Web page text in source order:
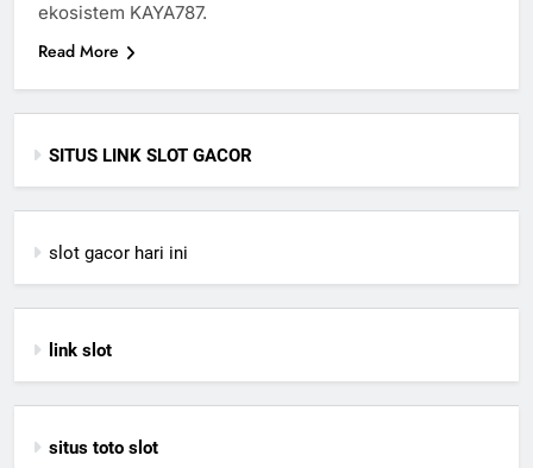
ekosistem KAYA787.
Read More
SITUS LINK SLOT GACOR
slot gacor hari ini
link slot
situs toto slot